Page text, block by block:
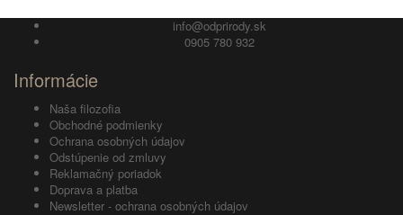
info@odprirody.sk
0905 780 932
Informácie
Naša filozofia
Obchodné podmienky
Ochrana osobných údajov
Odstúpenie od zmluvy
Reklamačný poriadok
Doprava a platba
Newsletter - ochrana osobných údajov